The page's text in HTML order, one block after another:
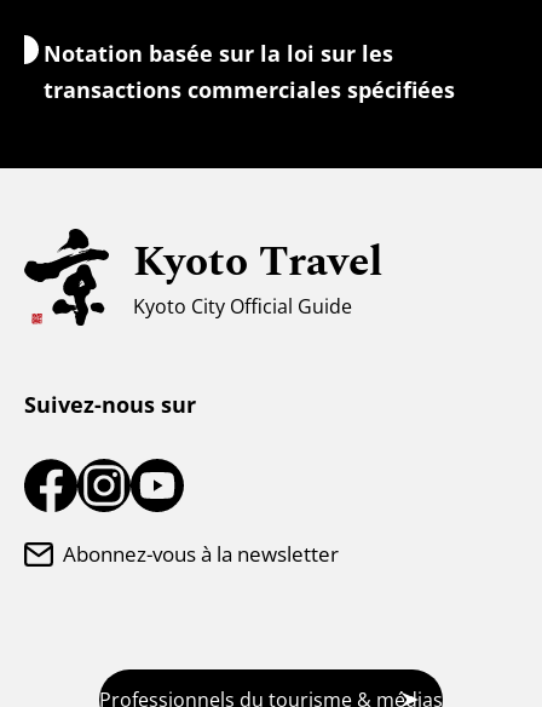
Informations de sécurité
Tourisme universel
Climat et vêtements
Centre d'information touristique
Notation basée sur la loi sur les
transactions commerciales spécifiées
Kyoto Travel
Kyoto City Official Guide
Suivez-nous sur
Abonnez-vous à la newsletter
Professionnels du tourisme & médias